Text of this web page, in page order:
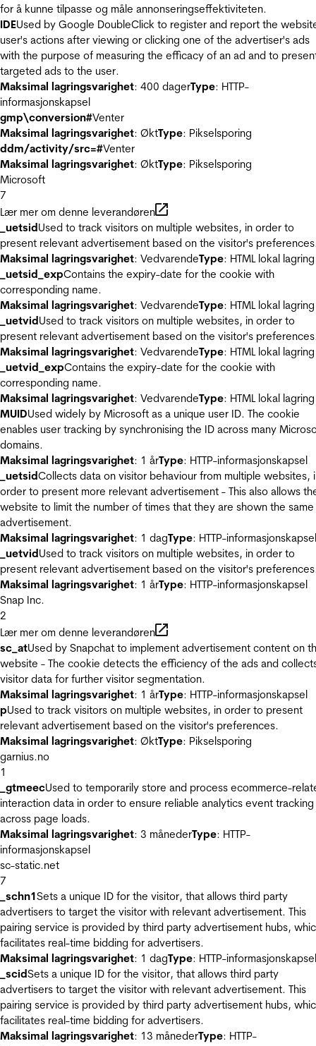
for å kunne tilpasse og måle annonseringseffektiviteten.
IDEUsed by Google DoubleClick to register and report the
user's actions after viewing or clicking one of the advertiser's ads
with the purpose of measuring the efficacy of an ad and to
targeted ads to the user.
Maksimal lagringsvarighet: 400 dagerType: HTTP-
informasjonskapsel
gmp\conversion#Venter
Maksimal lagringsvarighet: ØktType: Pikselsporing
ddm/activity/src=#Venter
Maksimal lagringsvarighet: ØktType: Pikselsporing
Microsoft
7
Lær mer om denne leverandøren
_uetsidUsed to track visitors on multiple websites, in order to
present relevant advertisement based on the visitor's
Maksimal lagringsvarighet: VedvarendeType: HTML lokal lagring
_uetsid_expContains the expiry-date for the cookie with
corresponding name.
Maksimal lagringsvarighet: VedvarendeType: HTML lokal lagring
_uetvidUsed to track visitors on multiple websites, in order to
present relevant advertisement based on the visitor's
Maksimal lagringsvarighet: VedvarendeType: HTML lokal lagring
_uetvid_expContains the expiry-date for the cookie with
corresponding name.
Maksimal lagringsvarighet: VedvarendeType: HTML lokal lagring
MUIDUsed widely by Microsoft as a unique user ID. The cookie
enables user tracking by synchronising the ID across many
domains.
Maksimal lagringsvarighet: 1 årType: HTTP-informasjonskapsel
_uetsidCollects data on visitor behaviour from multiple websites,
order to present more relevant advertisement - This also allows
website to limit the number of times that they are shown the same
advertisement.
Maksimal lagringsvarighet: 1 dagType: HTTP-informasjonskapsel
_uetvidUsed to track visitors on multiple websites, in order to
present relevant advertisement based on the visitor's
Maksimal lagringsvarighet: 1 årType: HTTP-informasjonskapsel
Snap Inc.
2
Lær mer om denne leverandøren
sc_atUsed by Snapchat to implement advertisement content on
website - The cookie detects the efficiency of the ads and
visitor data for further visitor segmentation.
Maksimal lagringsvarighet: 1 årType: HTTP-informasjonskapsel
pUsed to track visitors on multiple websites, in order to present
relevant advertisement based on the visitor's preferences.
Maksimal lagringsvarighet: ØktType: Pikselsporing
garnius.no
1
_gtmeecUsed to temporarily store and process ecommerce-
interaction data in order to ensure reliable analytics event tracking
across page loads.
Maksimal lagringsvarighet: 3 månederType: HTTP-
informasjonskapsel
sc-static.net
7
_schn1Sets a unique ID for the visitor, that allows third party
advertisers to target the visitor with relevant advertisement. This
pairing service is provided by third party advertisement hubs,
facilitates real-time bidding for advertisers.
Maksimal lagringsvarighet: 1 dagType: HTTP-informasjonskapsel
_scidSets a unique ID for the visitor, that allows third party
advertisers to target the visitor with relevant advertisement. This
pairing service is provided by third party advertisement hubs,
facilitates real-time bidding for advertisers.
Maksimal lagringsvarighet: 13 månederType: HTTP-